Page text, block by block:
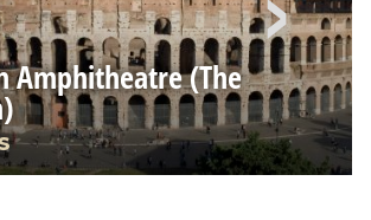
Amphitheatre (The